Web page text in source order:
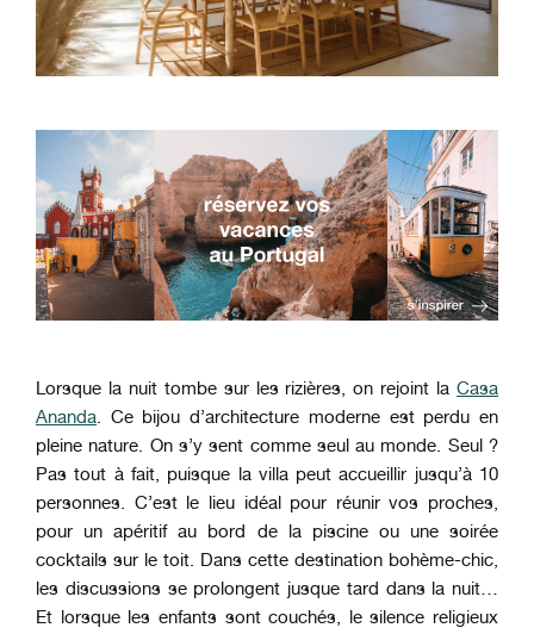
Lorsque la nuit tombe sur les rizières, on rejoint la Casa
Ananda. Ce bijou d’architecture moderne est perdu en
pleine nature. On s’y sent comme seul au monde. Seul ?
Pas tout à fait, puisque la villa peut accueillir jusqu’à 10
personnes. C’est le lieu idéal pour réunir vos proches,
pour un apéritif au bord de la piscine ou une soirée
cocktails sur le toit. Dans cette destination bohème-chic,
les discussions se prolongent jusque tard dans la nuit…
Et lorsque les enfants sont couchés, le silence religieux